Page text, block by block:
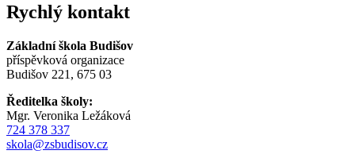
Rychlý kontakt
Základní škola Budišov
příspěvková organizace
Budišov 221, 675 03
Ředitelka školy:
Mgr. Veronika Ležáková
724 378 337
skola@zsbudisov.cz